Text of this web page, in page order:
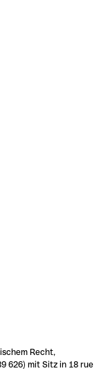
Recht,
626) mit Sitz in 18 rue